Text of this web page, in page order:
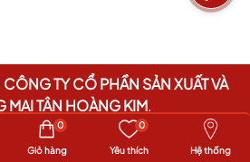
CÔNG TY CỔ PHẦN SẢN XUẤT VÀ
MẠI TÂN HOÀNG KIM.
cấp bởi
Giỏ hàng
0
Yêu thích
0
Hệ thống